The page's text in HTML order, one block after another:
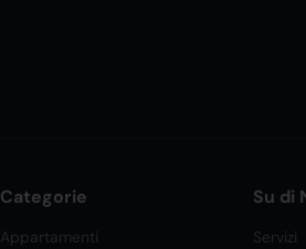
Categorie
Appartamenti
Su di
Servizi